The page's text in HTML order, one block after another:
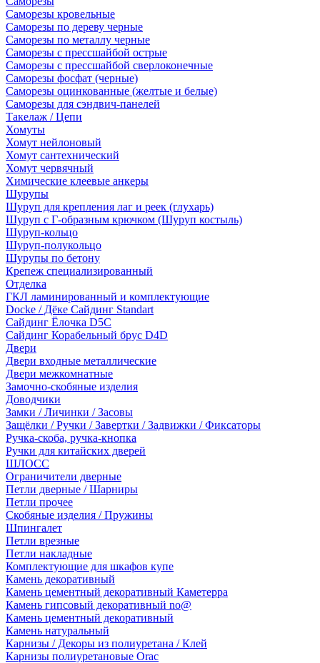
Саморезы кровельные
Саморезы по дереву черные
Саморезы по металлу черные
Саморезы с прессшайбой острые
Саморезы с прессшайбой сверлоконечные
Саморезы фосфат (черные)
Саморезы оцинкованные (желтые и белые)
Саморезы для сэндвич-панелей
Такелаж / Цепи
Хомуты
Хомут нейлоновый
Хомут сантехнический
Хомут червячный
Химические клеевые анкеры
Шурупы
Шуруп для крепления лаг и реек (глухарь)
Шуруп с Г-образным крючком (Шуруп костыль)
Шуруп-кольцо
Шуруп-полукольцо
Шурупы по бетону
Крепеж специализированный
Отделка
ГКЛ ламинированный и комплектующие
Docke / Дёке Сайдинг Standart
Сайдинг Ёлочка D5C
Сайдинг Корабельный брус D4D
Двери
Двери входные металлические
Двери межкомнатные
Замочно-скобяные изделия
Доводчики
Замки / Личинки / Засовы
Защёлки / Ручки / Завертки / Задвижки / Фиксаторы
Ручка-скоба, ручка-кнопка
Ручки для китайских дверей
ШЛОСС
Ограничители дверные
Петли дверные / Шарниры
Петли прочее
Скобяные изделия / Пружины
Шпингалет
Петли врезные
Петли накладные
Комплектующие для шкафов купе
Камень декоративный
Камень цементный декоративный Каметерра
Камень гипсовый декоративный no@
Камень цементный декоративный
Камень натуральный
Карнизы / Декоры из полиуретана / Клей
Карнизы полиуретановые Orac